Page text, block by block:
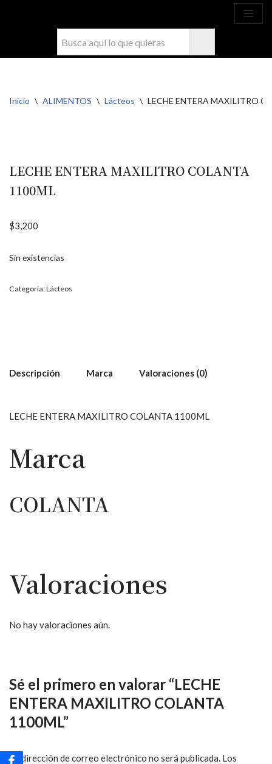
Inicio \ ALIMENTOS \ Lácteos \ LECHE ENTERA MAXILITRO
LECHE ENTERA MAXILITRO COLANTA
1100ML
$3,200
Sin existencias
Categoría:Lácteos
Descripción Marca Valoraciones (0)
LECHE ENTERA MAXILITRO COLANTA 1100ML
Marca
COLANTA
Valoraciones
No hay valoraciones aún.
Sé el primero en valorar “LECHE
ENTERA MAXILITRO COLANTA
1100ML”
Tu dirección de correo electrónico no será publicada. Los
WhatsApp en Soacha
COMPRAR